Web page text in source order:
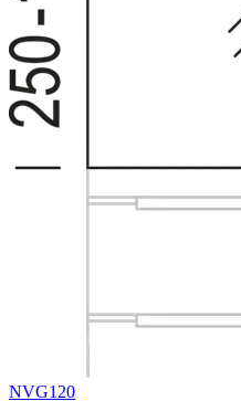
NVG120